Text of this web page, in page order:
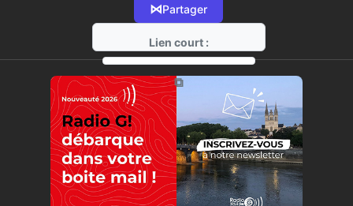
⋈Partager
Lien court :
https://radio-g.fr?589
⧉